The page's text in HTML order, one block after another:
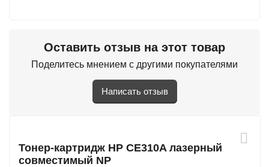
Оставить отзыв на этот товар
Поделитесь мнением с другими покупателями
Написать отзыв
Тонер-картридж HP CE310A лазерный
совместимый NP